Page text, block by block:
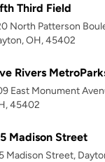
Third Field
North Patterson
OH, 45402
Rivers
East Monument
45402
Madison Street
Madison Street,